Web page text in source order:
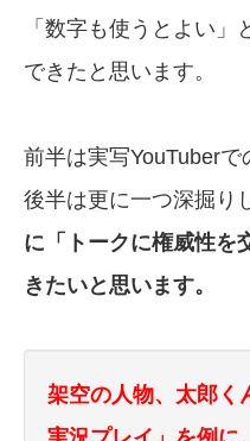
「数字も使うとよい
できたと思います。
前半は実写YouTuberで
後半は更に一つ深掘り
に「トークに権威性を
きたいと思います。
架空の人物、太郎く